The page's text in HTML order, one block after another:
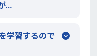
…
学習するので